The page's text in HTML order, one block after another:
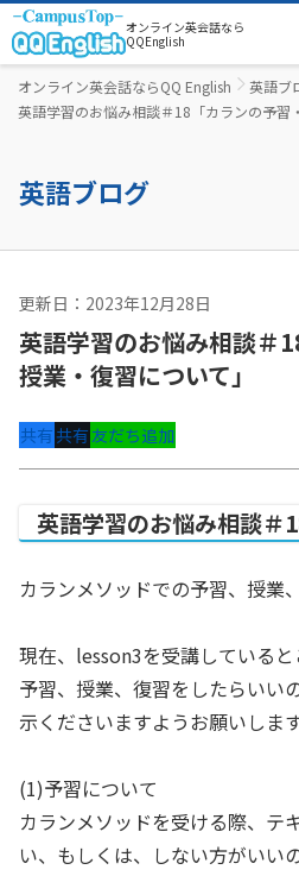
オンライン英会話なら
QQEnglish
オンライン英会話ならQQ English
英語ブ
英語学習のお悩み相談＃18「カランの予習
英語ブログ
更新日：2023年12月28日
英語学習のお悩み相談＃
授業・復習について」
共有共有友だち追加
英語学習のお悩み相談＃
カランメソッドでの予習、授業
現在、lesson3を受講している
予習、授業、復習をしたらいい
示くださいますようお願いします
(1)予習について
カランメソッドを受ける際、テ
い、もしくは、しない方がいい